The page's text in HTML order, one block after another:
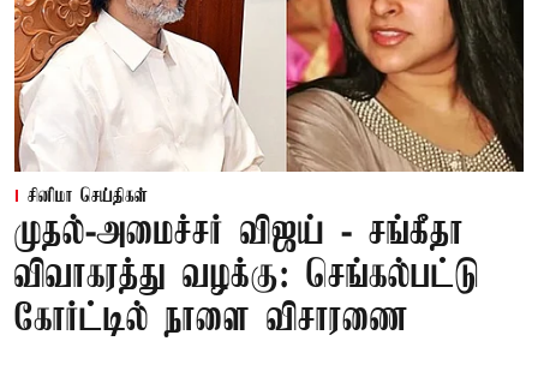
சினிமா செய்திகள்
முதல்-அமைச்சர் விஜய் - சங்கீதா
விவாகரத்து வழக்கு: செங்கல்பட்டு
கோர்ட்டில் நாளை விசாரணை